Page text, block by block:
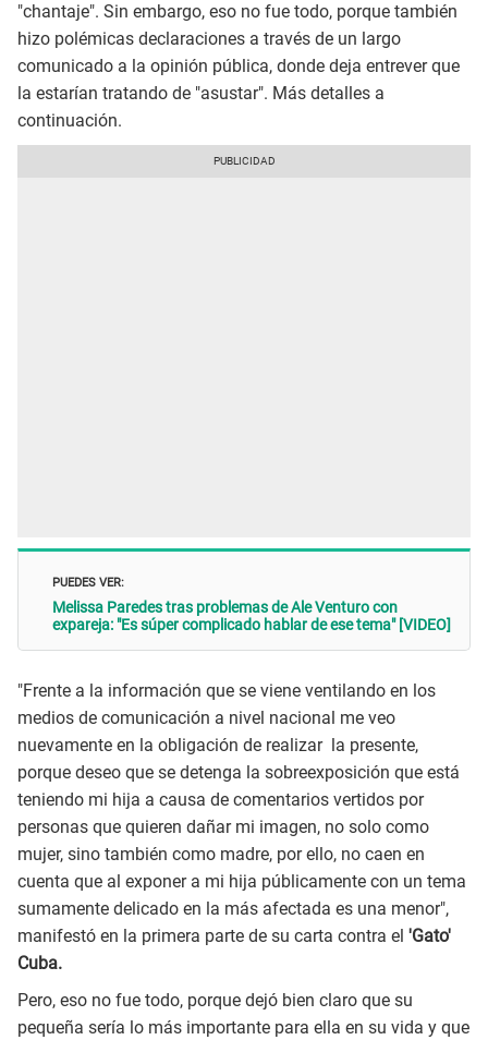
"chantaje". Sin embargo, eso no fue todo, porque también
hizo polémicas declaraciones a través de un largo
comunicado a la opinión pública, donde deja entrever que
la estarían tratando de "asustar". Más detalles a
continuación.
PUEDES VER:
Melissa Paredes tras problemas de Ale Venturo con
expareja: "Es súper complicado hablar de ese tema" [VIDEO]
"Frente a la información que se viene ventilando en los
medios de comunicación a nivel nacional me veo
nuevamente en la obligación de realizar la presente,
porque deseo que se detenga la sobreexposición que está
teniendo mi hija a causa de comentarios vertidos por
personas que quieren dañar mi imagen, no solo como
mujer, sino también como madre, por ello, no caen en
cuenta que al exponer a mi hija públicamente con un tema
sumamente delicado en la más afectada es una menor",
manifestó en la primera parte de su carta contra el 'Gato'
Cuba.
Pero, eso no fue todo, porque dejó bien claro que su
pequeña sería lo más importante para ella en su vida y que